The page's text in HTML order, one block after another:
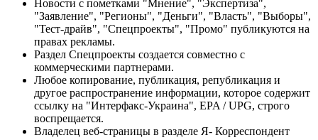
Новости с пометками "Мнение", "Экспертиза",
"Заявление", "Регионы", "Деньги", "Власть", "Выборы",
"Тест-драйв", "Спецпроекты", "Промо" публикуются на
правах рекламы.
Раздел Спецпроекты создается совместно с
коммерческими партнерами.
Любое копирование, публикация, републикация и
другое распространение информации, которое содержит
ссылку на "Интерфакс-Украина", EPA / UPG, строго
воспрещается.
Владелец веб-страницы в разделе Я- Корреспондент